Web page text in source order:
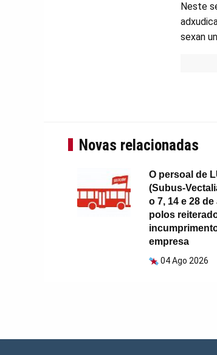
Neste
sexan
Novas relacionadas
O persoal de
(Subus-
o 7, 14 e 28
polos
empresa
04 Ago 2026